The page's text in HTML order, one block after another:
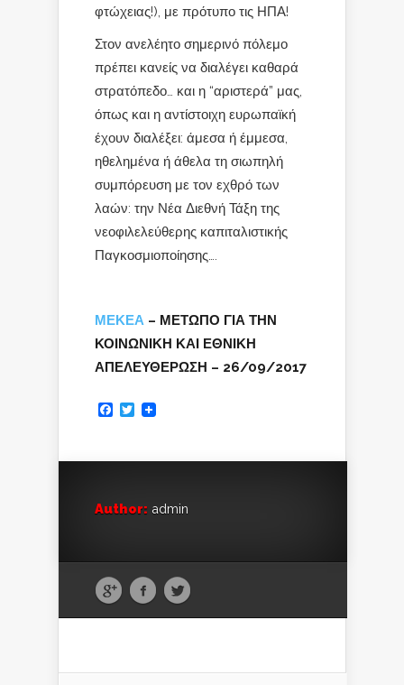
φτώχειας!), με πρότυπο τις ΗΠΑ!
Στον ανελέητο σημερινό πόλεμο
πρέπει κανείς να διαλέγει καθαρά
στρατόπεδο… και η “αριστερά” μας,
όπως και η αντίστοιχη ευρωπαϊκή
έχουν διαλέξει: άμεσα ή έμμεσα,
ηθελημένα ή άθελα τη σιωπηλή
συμπόρευση με τον εχθρό των
λαών: την Νέα Διεθνή Τάξη της
νεοφιλελεύθερης καπιταλιστικής
Παγκοσμιοποίησης….
ΜΕΚΕΑ – ΜΕΤΩΠΟ ΓΙΑ ΤΗΝ
ΚΟΙΝΩΝΙΚΗ ΚΑΙ ΕΘΝΙΚΗ
ΑΠΕΛΕΥΘΕΡΩΣΗ – 26/09/2017
Facebook
Twitter
Author: admin